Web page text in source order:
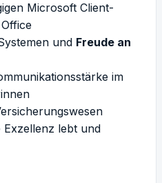
Microsoft Client-
und Freude an
im
Exzellenz lebt und